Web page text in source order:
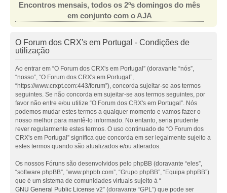
Encontros mensais, todos os 2ºs domingos do mês
em conjunto com o AJA
O Forum dos CRX's em Portugal - Condições de
utilização
Ao entrar em “O Forum dos CRX's em Portugal” (doravante “nós”,
“nosso”, “O Forum dos CRX's em Portugal”,
“https://www.crxpt.com:443/forum”), concorda sujeitar-se aos termos
seguintes. Se não concorda em sujeitar-se aos termos seguintes, por
favor não entre e/ou utilize “O Forum dos CRX's em Portugal”. Nós
podemos mudar estes termos a qualquer momento e vamos fazer o
nosso melhor para mantê-lo informado. No entanto, seria prudente
rever regularmente estes termos. O uso continuado de “O Forum dos
CRX's em Portugal” significa que concorda em ser legalmente sujeito a
estes termos quando são atualizados e/ou alterados.
Os nossos Fóruns são desenvolvidos pelo phpBB (doravante “eles”,
“software phpBB”, “www.phpbb.com”, “Grupo phpBB”, “Equipa phpBB”)
que é um sistema de comunidades virtuais sujeito à “
GNU General Public License v2” (doravante “GPL”) que pode ser